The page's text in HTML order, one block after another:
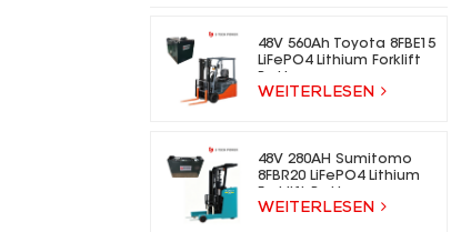
48V 560Ah Toyota 8FBE15
LiFePO4 Lithium Forklift
WEITERLESEN
48V 280AH Sumitomo
8FBR20 LiFePO4 Lithium
WEITERLESEN